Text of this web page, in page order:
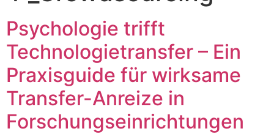
Psychologie trifft
Technologietransfer – Ein
Praxisguide für wirksame
Transfer-Anreize in
Forschungseinrichtungen